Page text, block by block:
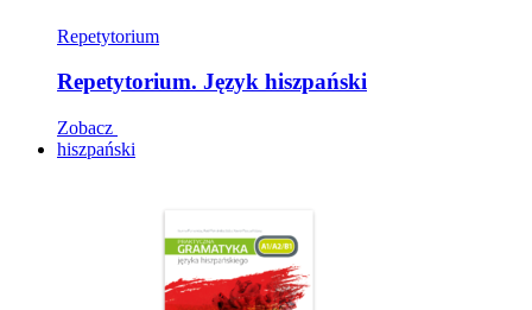
Repetytorium
Repetytorium. Język hiszpański
Zobacz
hiszpański